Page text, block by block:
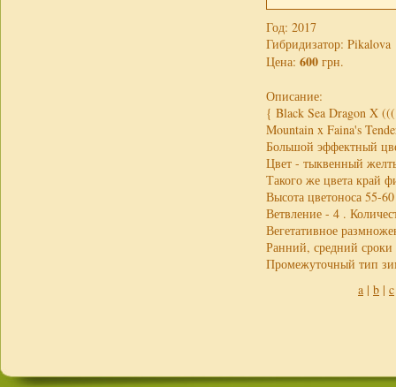
Год: 2017
Гибридизатор: Pikalova
Цена: 600 грн.
Описание:
{ Black Sea Dragon X
Mountain x Faina's
Большой эффектный
Цвет - тыквенный
Такого же цвета край
Высота цветоноса 55-
Ветвление - 4 .
Вегетативное
Ранний, средний
Промежуточный тип
a | b | c